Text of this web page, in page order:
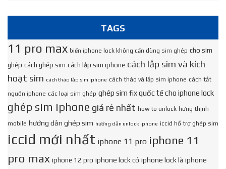
TAGS
11 pro max biến iphone lock không cần dùng sim ghép cho sim
ghép cách ghép sim cách lắp sim iphone cách lắp sim và kích
hoạt sim cách tháo lắp sim iphone cách tháo và lắp sim iphone cách tắt
nguồn iphone các loại sim ghép ghép sim fix quốc tế cho iphone lock
ghép sim iphone giá rẻ nhất how to unlock hưng thịnh
mobile hướng dẫn ghép sim hướng dẫn unlock iphone iccid hổ trợ ghép sim
iccid mới nhất iphone 11 pro iphone 11
pro max iphone 12 pro iphone lock có iphone lock là iphone